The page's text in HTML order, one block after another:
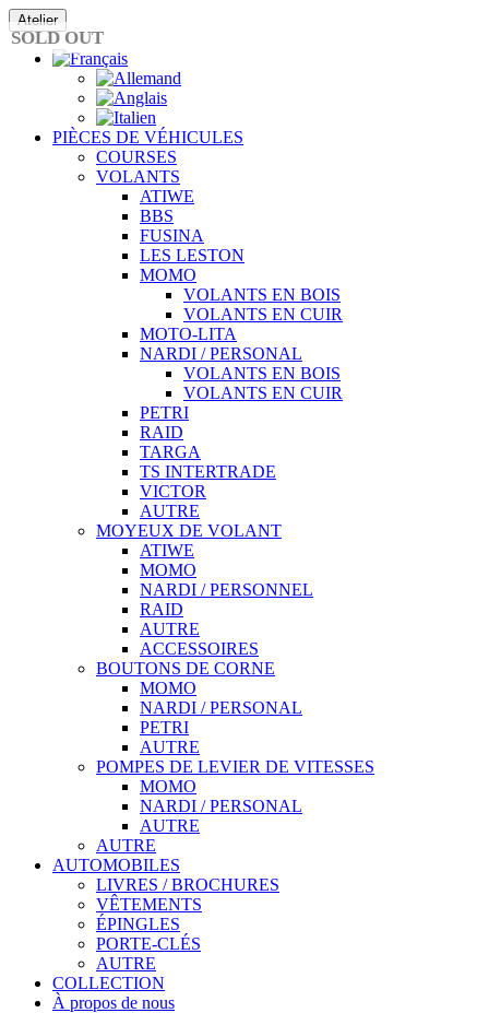
Passer
au
contenu
Atelier
PIÈCES DE VÉHICULES
COURSES
VOLANTS
ATIWE
BBS
FUSINA
LES LESTON
MOMO
VOLANTS EN BOIS
VOLANTS EN CUIR
MOTO-LITA
NARDI / PERSONAL
VOLANTS EN BOIS
VOLANTS EN CUIR
PETRI
RAID
TARGA
TS INTERTRADE
VICTOR
AUTRE
MOYEUX DE VOLANT
ATIWE
MOMO
NARDI / PERSONNEL
RAID
AUTRE
ACCESSOIRES
BOUTONS DE CORNE
MOMO
NARDI / PERSONAL
PETRI
AUTRE
POMPES DE LEVIER DE VITESSES
MOMO
NARDI / PERSONAL
AUTRE
AUTRE
AUTOMOBILES
LIVRES / BROCHURES
VÊTEMENTS
ÉPINGLES
PORTE-CLÉS
AUTRE
COLLECTION
À propos de nous
SOLD OUT